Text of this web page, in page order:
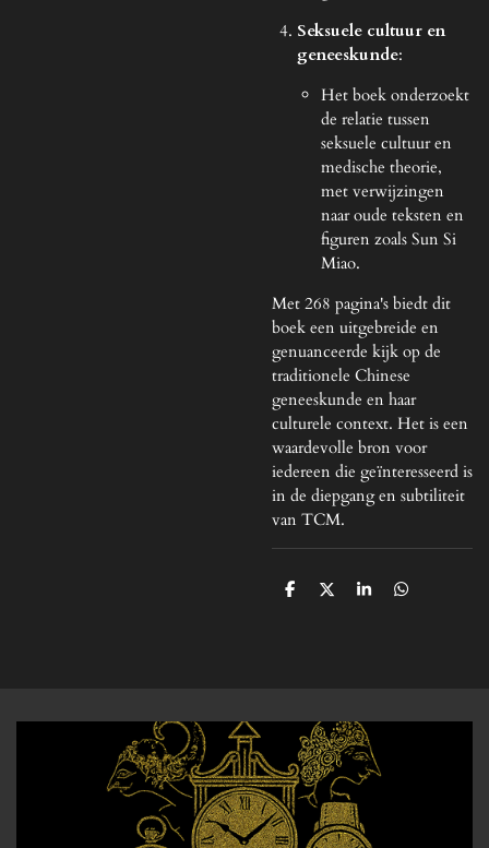
Seksuele cultuur en
geneeskunde:
Het boek onderzoekt
de relatie tussen
seksuele cultuur en
medische theorie,
met verwijzingen
naar oude teksten en
figuren zoals Sun Si
Miao.
Met 268 pagina's biedt dit
boek een uitgebreide en
genuanceerde kijk op de
traditionele Chinese
geneeskunde en haar
culturele context. Het is een
waardevolle bron voor
iedereen die geïnteresseerd is
in de diepgang en subtiliteit
van TCM.
D
D
S
D